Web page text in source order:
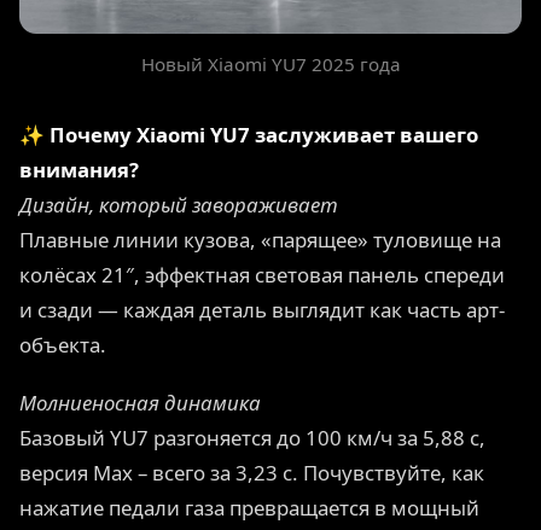
Новый Xiaomi YU7 2025 года
✨ Почему Xiaomi YU7 заслуживает вашего
внимания?
Дизайн, который завораживает
Плавные линии кузова, «парящее» туловище на
колёсах 21″, эффектная световая панель спереди
и сзади — каждая деталь выглядит как часть арт-
объекта.
Молниеносная динамика
Базовый YU7 разгоняется до 100 км/ч за 5,88 с,
версия Max – всего за 3,23 с. Почувствуйте, как
нажатие педали газа превращается в мощный